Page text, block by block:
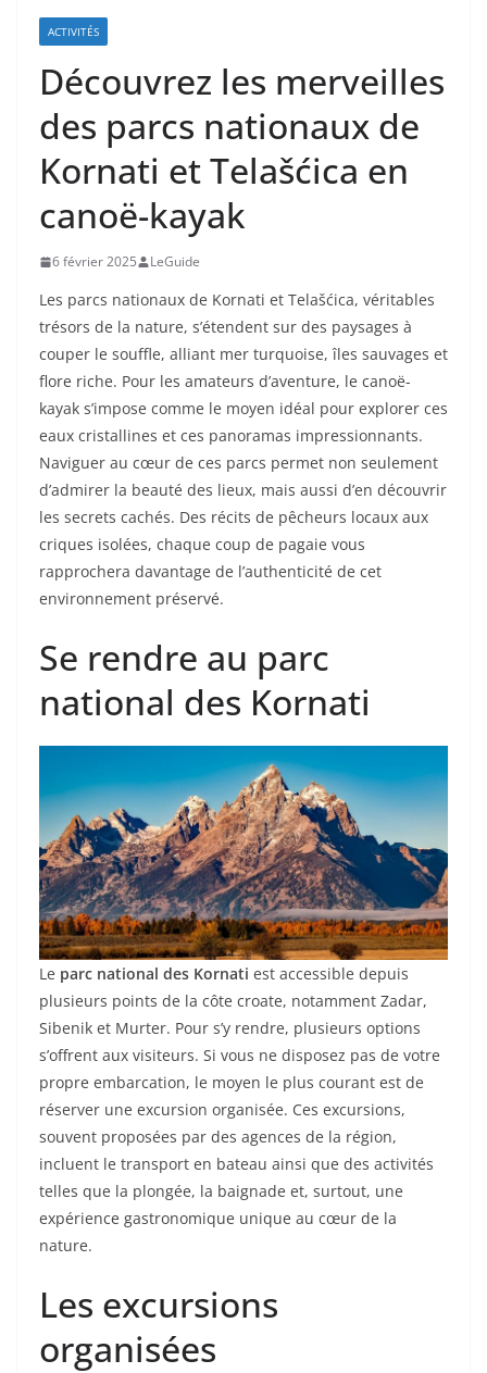
ACTIVITÉS
Découvrez les merveilles
des parcs nationaux de
Kornati et Telašćica en
canoë-kayak
6 février 2025 LeGuide
Les parcs nationaux de Kornati et Telašćica, véritables
trésors de la nature, s’étendent sur des paysages à
couper le souffle, alliant mer turquoise, îles sauvages et
flore riche. Pour les amateurs d’aventure, le canoë-
kayak s’impose comme le moyen idéal pour explorer ces
eaux cristallines et ces panoramas impressionnants.
Naviguer au cœur de ces parcs permet non seulement
d’admirer la beauté des lieux, mais aussi d’en découvrir
les secrets cachés. Des récits de pêcheurs locaux aux
criques isolées, chaque coup de pagaie vous
rapprochera davantage de l’authenticité de cet
environnement préservé.
Se rendre au parc
national des Kornati
Le parc national des Kornati est accessible depuis
plusieurs points de la côte croate, notamment Zadar,
Sibenik et Murter. Pour s’y rendre, plusieurs options
s’offrent aux visiteurs. Si vous ne disposez pas de votre
propre embarcation, le moyen le plus courant est de
réserver une excursion organisée. Ces excursions,
souvent proposées par des agences de la région,
incluent le transport en bateau ainsi que des activités
telles que la plongée, la baignade et, surtout, une
expérience gastronomique unique au cœur de la
nature.
Les excursions
organisées